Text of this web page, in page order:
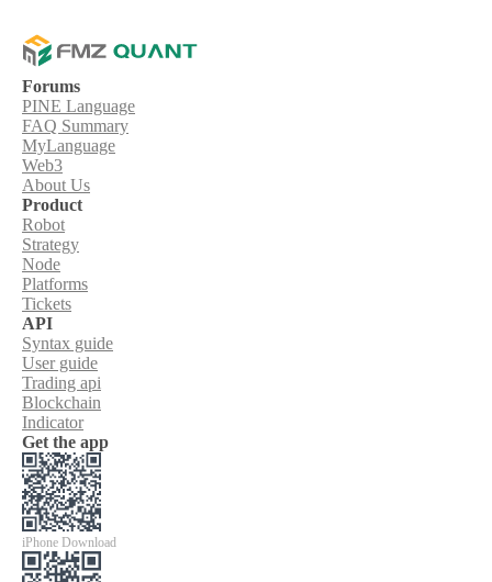
Forums
PINE Language
FAQ Summary
MyLanguage
Web3
About Us
Product
Robot
Strategy
Node
Platforms
Tickets
API
Syntax guide
User guide
Trading api
Blockchain
Indicator
Get the app
iPhone Download